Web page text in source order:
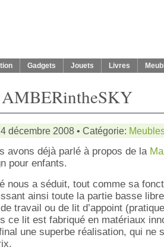
Gadgets Jouets Livres
décembre 2008 • Catégorie:
avons déjà parlé à propos de la
pour enfants.
nous a séduit, tout comme sa
ainsi toute la partie basse
travail ou de lit d’appoint
ce lit est fabriqué en matériaux
une superbe réalisation, qui ne